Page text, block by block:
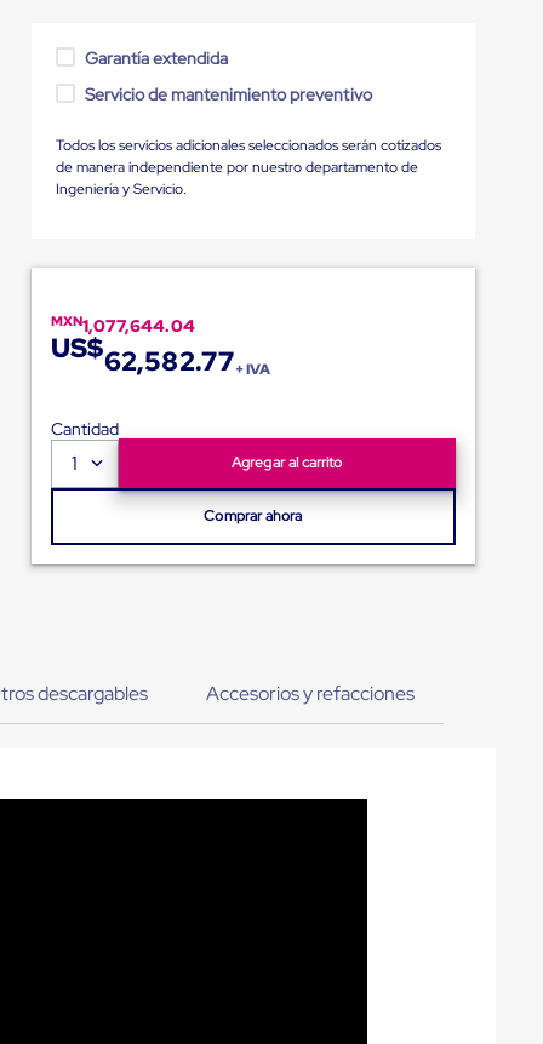
Garantía extendida
Servicio de mantenimiento preventivo
Todos los servicios adicionales seleccionados serán cotizados
de manera independiente por nuestro departamento de
Ingeniería y Servicio.
MXN1,077,644.04
US$62,582.77+ IVA
Cantidad
1 Agregar al carrito
Comprar ahora
descargables Accesorios y refacciones